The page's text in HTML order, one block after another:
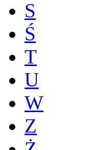
S
Ś
T
U
W
Z